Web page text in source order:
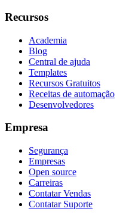
Recursos
Academia
Blog
Central de ajuda
Templates
Recursos Gratuitos
Receitas de automação
Desenvolvedores
Empresa
Segurança
Empresas
Open source
Carreiras
Contatar Vendas
Contatar Suporte